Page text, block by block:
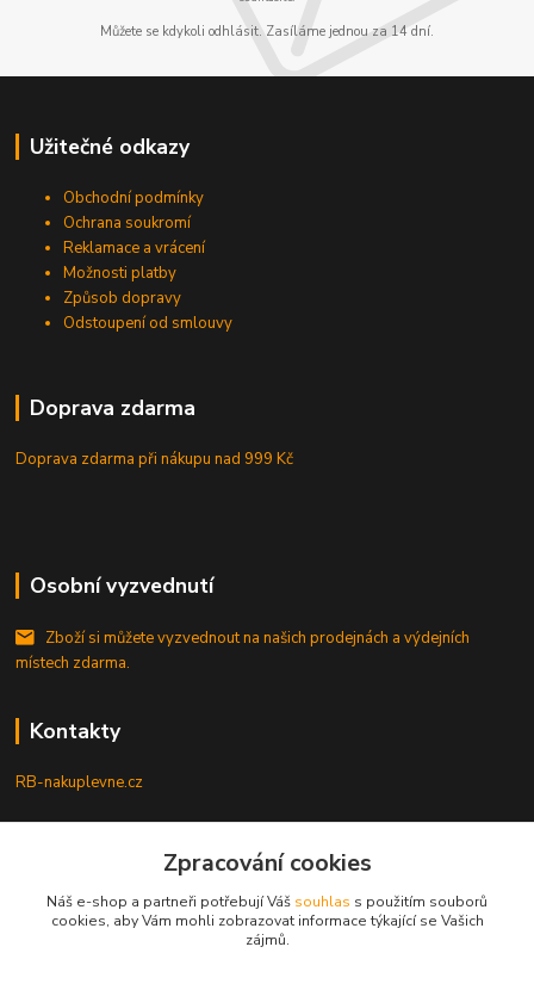
Můžete se kdykoli odhlásit. Zasíláme jednou za 14 dní.
Užitečné odkazy
Obchodní podmínky
Ochrana soukromí
Reklamace a vrácení
Možnosti platby
Způsob dopravy
Odstoupení od smlouvy
Doprava zdarma
Doprava zdarma při nákupunad 999 Kč
Osobní vyzvednutí
Zboží si můžete vyzvednout na našich prodejnách a výdejních
místech zdarma.
Kontakty
RB-nakuplevne.cz
+420 222722421
info@rb-nakuplevne.cz
Zpracování cookies
Náš e-shop a partneři potřebují Váš souhlas s použitím souborů
cookies, aby Vám mohli zobrazovat informace týkající se Vašich
zájmů.